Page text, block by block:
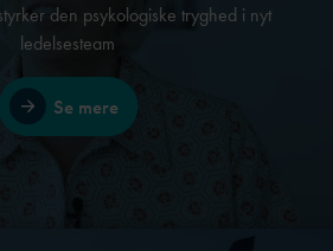
den psykologiske tryghed i nyt
ledelsesteam
Se mere